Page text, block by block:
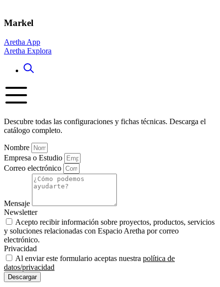
Markel
Aretha App
Aretha Explora
Descubre todas las configuraciones y fichas técnicas. Descarga el
catálogo completo.
Nombre
Empresa o Estudio
Correo electrónico
Mensaje
Newsletter
Acepto recibir información sobre proyectos, productos, servicios
y soluciones relacionadas con Espacio Aretha por correo
electrónico.
Privacidad
Al enviar este formulario aceptas nuestra política de
datos/privacidad
Descargar